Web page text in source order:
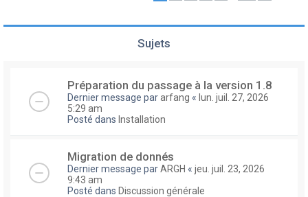
Sujets
Préparation du passage à la version 1.8
Dernier message pararfang « lun. juil. 27, 2026
5:29 am
Posté dans Installation
Migration de donnés
Dernier message parARGH « jeu. juil. 23, 2026
9:43 am
Posté dans Discussion générale